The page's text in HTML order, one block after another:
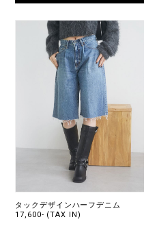
タックデザインハーフデニム
17,600- (TAX IN)